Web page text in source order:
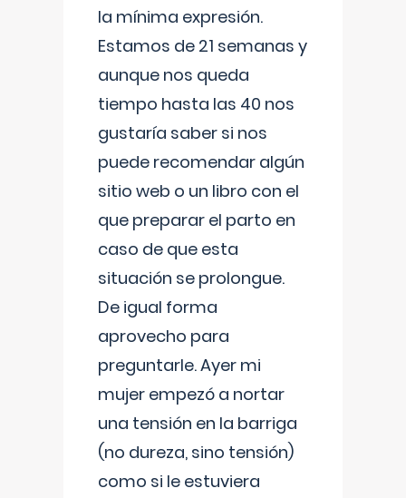
la mínima expresión.
Estamos de 21 semanas y
aunque nos queda
tiempo hasta las 40 nos
gustaría saber si nos
puede recomendar algún
sitio web o un libro con el
que preparar el parto en
caso de que esta
situación se prolongue.
De igual forma
aprovecho para
preguntarle. Ayer mi
mujer empezó a nortar
una tensión en la barriga
(no dureza, sino tensión)
como si le estuviera